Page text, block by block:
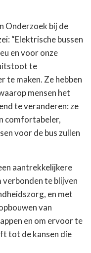
Onderzoek bij de
“Elektrische bussen
en voor onze
te
te maken. Ze hebben
mensen het
te veranderen: ze
comfortabeler,
voor de bus zullen
aantrekkelijkere
te blijven
en met
van
en om ervoor te
tot de kansen die